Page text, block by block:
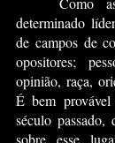
determinado
de campos de
opositores;
opinião, raça,
É bem
século passado,
sobre esse